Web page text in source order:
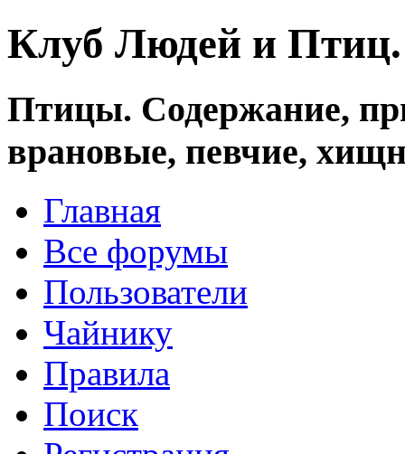
Клуб Людей и
Птицы. Содержание,
врановые, певчие,
Главная
Все форумы
Пользователи
Чайнику
Правила
Поиск